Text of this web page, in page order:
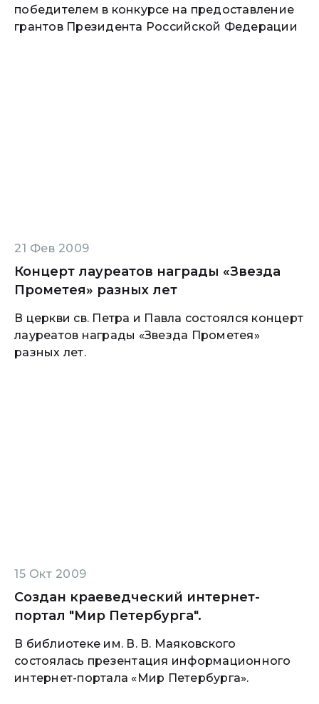
победителем в конкурсе на предоставление
грантов Президента Российской Федерации
21 Фев 2009
Концерт лауреатов награды «Звезда
Прометея» разных лет
В церкви св. Петра и Павла состоялся концерт
лауреатов награды «Звезда Прометея»
разных лет.
15 Окт 2009
Создан краеведческий интернет-
портал "Мир Петербурга".
В библиотеке им. В. В. Маяковского
состоялась презентация информационного
интернет-портала «Мир Петербурга».